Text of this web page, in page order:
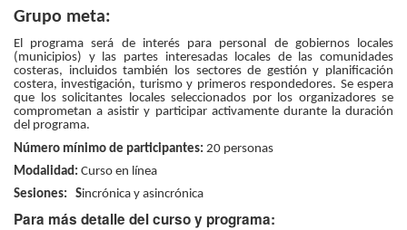
Grupo meta:
El programa será de interés para personal de gobiernos locales
(municipios) y las partes interesadas locales de las comunidades
costeras, incluidos también los sectores de gestión y planificación
costera, investigación, turismo y primeros respondedores. Se espera
que los solicitantes locales seleccionados por los organizadores se
comprometan a asistir y participar activamente durante la duración
del programa.
Número mínimo de participantes: 20 personas
Modalidad: Curso en línea
Sesiones: Sincrónica y asincrónica
Para más detalle del curso y programa: